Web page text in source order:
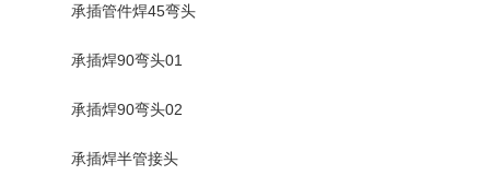
承插管件焊45弯头
承插焊90弯头01
承插焊90弯头02
承插焊半管接头